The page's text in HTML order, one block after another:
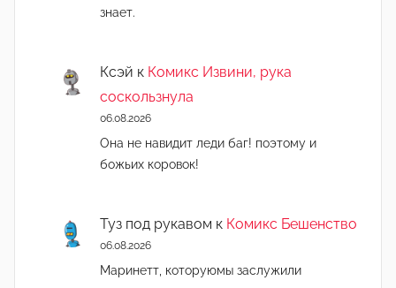
знает.
Ксэй к Комикс Извини, рука
соскользнула
06.08.2026
Она не навидит леди баг! поэтому и
божьих коровок!
Туз под рукавом к Комикс Бешенство
06.08.2026
Маринетт, которуюмы заслужили